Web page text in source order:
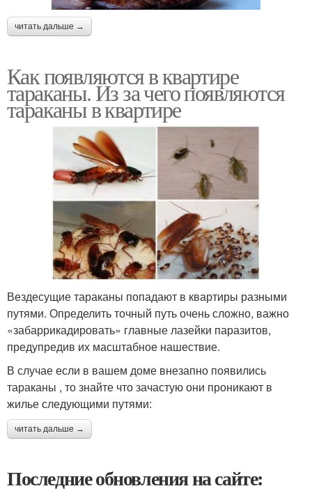
читать дальше →
Как появляются в квартире
тараканы. Из за чего появляются
тараканы в квартире
Вездесущие тараканы попадают в квартиры разными
путями. Определить точный путь очень сложно, важно
«забаррикадировать» главные лазейки паразитов,
предупредив их масштабное нашествие.
В случае если в вашем доме внезапно появились
тараканы , то знайте что зачастую они проникают в
жилье следующими путями:
читать дальше →
Последние обновления на сайте: